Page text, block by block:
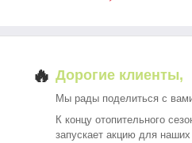
🔥 Дорогие клиенты,
Мы рады поделиться с
К концу отопительного
запускает акцию для